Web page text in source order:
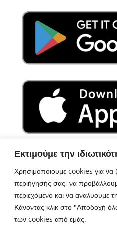
Εκτιμούμε την
Χρησιμοποιούμε cookies για να
περιήγησής σας, να
περιεχόμενο και να αναλύουμε
Κάνοντας κλικ στο "Αποδοχή
των cookies από εμάς.